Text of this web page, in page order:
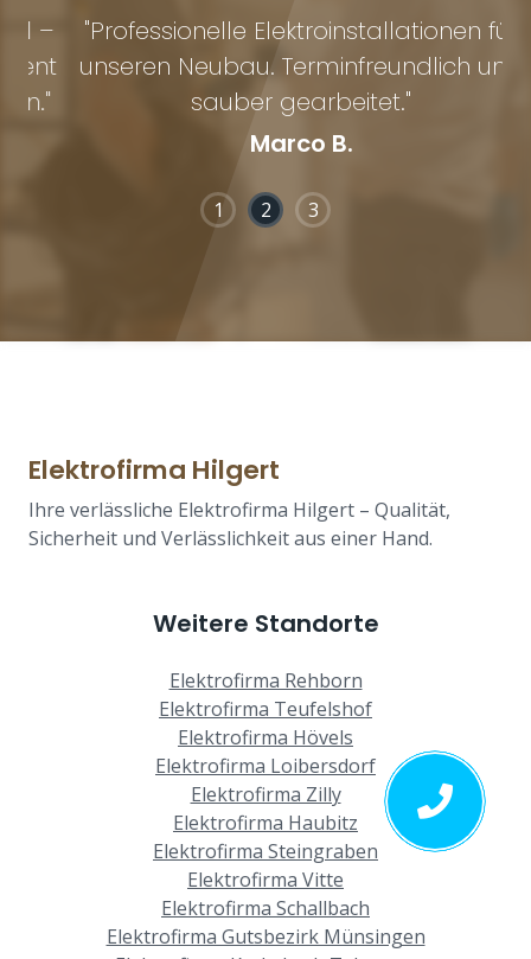
"Professionelle Elektroinstallationen für
unseren Neubau. Terminfreundlich und
sauber gearbeitet."
Marco B.
1 2 3
Elektrofirma Hilgert
Ihre verlässliche Elektrofirma Hilgert – Qualität,
Sicherheit und Verlässlichkeit aus einer Hand.
Weitere Standorte
Elektrofirma Rehborn
Elektrofirma Teufelshof
Elektrofirma Hövels
Elektrofirma Loibersdorf
Elektrofirma Zilly
Elektrofirma Haubitz
Elektrofirma Steingraben
Elektrofirma Vitte
Elektrofirma Schallbach
Elektrofirma Gutsbezirk Münsingen